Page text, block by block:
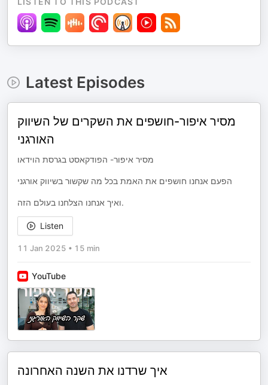
Latest Episodes
מסיר איפור-חושפים את השקרים של השיווק
האורגני
מסיר איפור- הפודקאסט בגרסת הוידאו
הפעם אנחנו חושפים את האמת בכל מה שקשור בשיווק אורגני
ואיך אנחנו הצלחנו בעולם הזה.
Listen
11 Jan 2025 • 15 min
YouTube
איך שרדנו את השנה האחרונה